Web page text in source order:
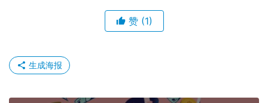
赞 (1)
生成海报